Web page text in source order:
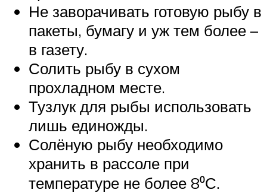
Не заворачивать готовую рыбу в
пакеты, бумагу и уж тем более –
в газету.
Солить рыбу в сухом
прохладном месте.
Тузлук для рыбы использовать
лишь единожды.
Солёную рыбу необходимо
хранить в рассоле при
температуре не более 8⁰С.